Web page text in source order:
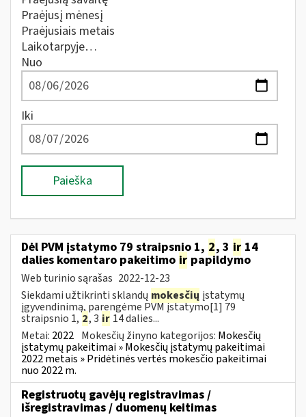
Praėjusį mėnesį
Praėjusiais metais
Laikotarpyje…
Nuo
Iki
Paieška
Dėl PVM įstatymo 79 straipsnio 1, 2, 3 ir 14
dalies komentaro pakeitimo ir papildymo
Web turinio sąrašas 2022-12-23
Siekdami užtikrinti sklandų mokesčių įstatymų
įgyvendinimą, parengėme PVM įstatymo[1] 79
straipsnio 1, 2, 3 ir 14 dalies...
Metai: 2022 Mokesčių žinyno kategorijos: Mokesčių
įstatymų pakeitimai » Mokesčių įstatymų pakeitimai
2022 metais » Pridėtinės vertės mokesčio pakeitimai
nuo 2022 m.
Registruotų gavėjų registravimas /
išregistravimas / duomenų keitimas